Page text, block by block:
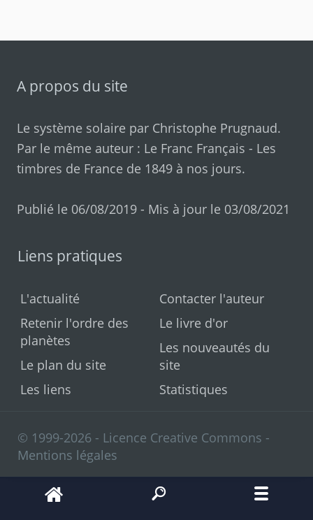
A propos du site
Le système solaire par Christophe Prugnaud.
Par le même auteur : Le Franc Français - Les
timbres de France de 1849 à nos jours.
Publié le 06/08/2019 - Mis à jour le 03/08/2021
Liens pratiques
L'actualité
Retenir l'ordre des
planètes
Le plan du site
Les liens
Contacter l'auteur
Le livre d'or
Les nouveautés du
site
Statistiques
© 1999-2026 - Licence Creative Commons -
Mentions légales